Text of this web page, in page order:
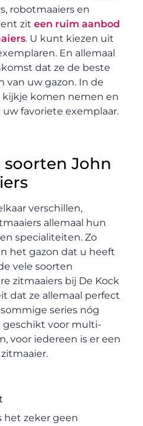
robotmaaiers en
ziteen ruim aanbod
. U kunt kiezen uit
En allemaal
dat ze de beste
van uw gazon. In de
komen nemen en
favoriete exemplaar.
John
verschillen,
allemaal hun
specialiteiten. Zo
het gazon dat u heeft
vele soorten
zitmaaiers bij De Kock
dat ze allemaal perfect
series nóg
geschikt voor multi-
voor iedereen is er een
het zeker geen